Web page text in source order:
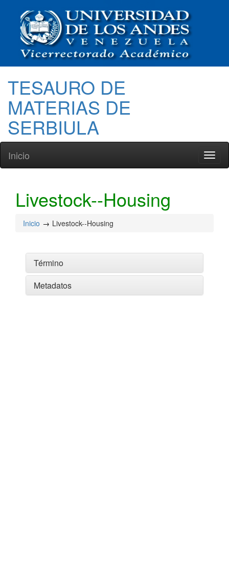
TESAURO DE
MATERIAS DE
SERBIULA
Inicio
Livestock--Housing
Inicio Livestock--Housing
Término
Metadatos